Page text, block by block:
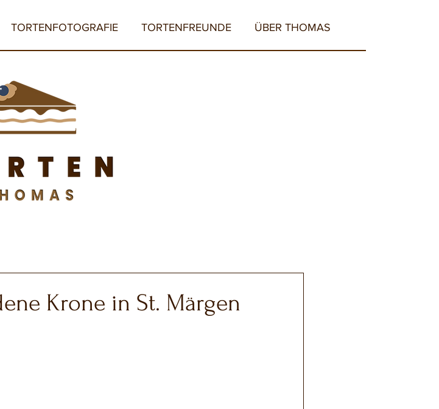
TORTENFOTOGRAFIE TORTENFREUNDE ÜBER THOMAS
Krone in St. Märgen